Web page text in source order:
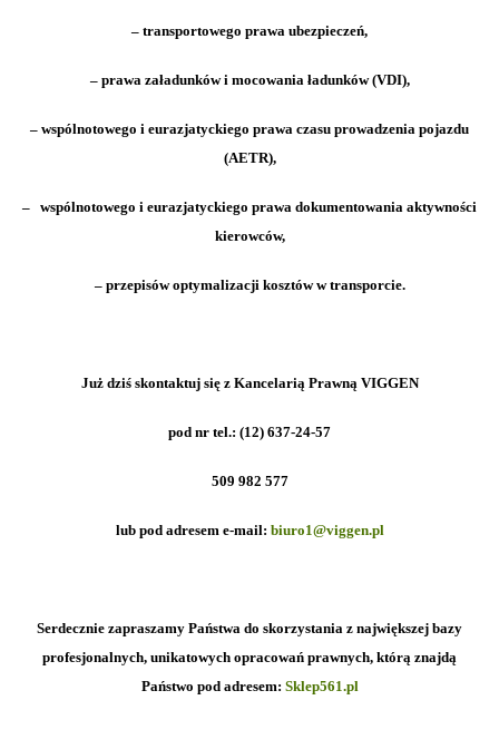
– transportowego prawa ubezpieczeń,
– prawa załadunków i mocowania ładunków (VDI),
– wspólnotowego i eurazjatyckiego prawa czasu prowadzenia pojazdu
(AETR),
– wspólnotowego i eurazjatyckiego prawa dokumentowania aktywności
kierowców,
– przepisów optymalizacji kosztów w transporcie.
Już dziś skontaktuj się z Kancelarią Prawną VIGGEN
pod nr tel.: (12) 637-24-57
509 982 577
lub pod adresem e-mail: biuro1@viggen.pl
Serdecznie zapraszamy Państwa do skorzystania z największej bazy
profesjonalnych, unikatowych opracowań prawnych, którą znajdą
Państwo pod adresem: Sklep561.pl